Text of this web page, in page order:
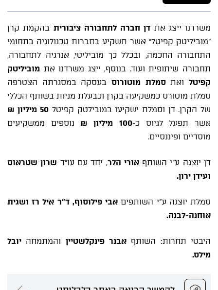
משרדנו ייצג את דן חברה לתחבורה ציבורית בהקמת קרן
"מוביליטק קפיטל" אשר תשקיע בחברות טכנולוגיה בתחומי
התחבורה החכמה, ובכלל כך מוביליטי, אנרגיה לתחבורה,
תחבורה שיתופית ועוד. בנוסף, ייצג משרדנו את מוביליטק
קפיטל ואתסמלת מוטורוס בעסקה במסגרתה הצטרפה
סמלת מוטורס כמשקיעה בקרן וכבעלת מניות בשותף הכללי
של הקרן. דן וסמלת ישקיעו במובילטק קפיטל 50 מיליון ₪
אשר תפעל לגיוס כ-100 מיליון ₪
נוספים ממשקיעים
מוסדיים ופיננסיים.
דן יוצגה ע"י השותף אורי הלר, יחד עם עו"ד שרון שטראוס
ועידן ירון.
סמלת יוצגה ע"י השותפיםאבי פילוסוף, ד"ר איל רז ושגית
אוחנה-לבנה.
היבטי תחרות: השותף אבנר פינקלשטיין והמתמחה יובל
מילס.